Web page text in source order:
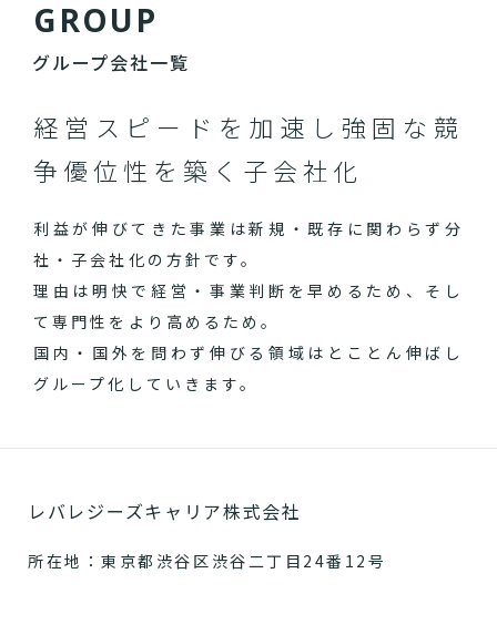
GROUP
グループ会社一覧
経営スピードを加速し 強固な競
争優位性を築く子会社化
利益が伸びてきた事業は新規・既存に関わらず分
社・子会社化の方針です。
理由は明快で経営・事業判断を早めるため、そし
て専門性をより高めるため。
国内・国外を問わず伸びる領域はとことん伸ばし
グループ化していきます。
レバレジーズキャリア株式会社
所在地：東京都渋谷区渋谷二丁目24番12号